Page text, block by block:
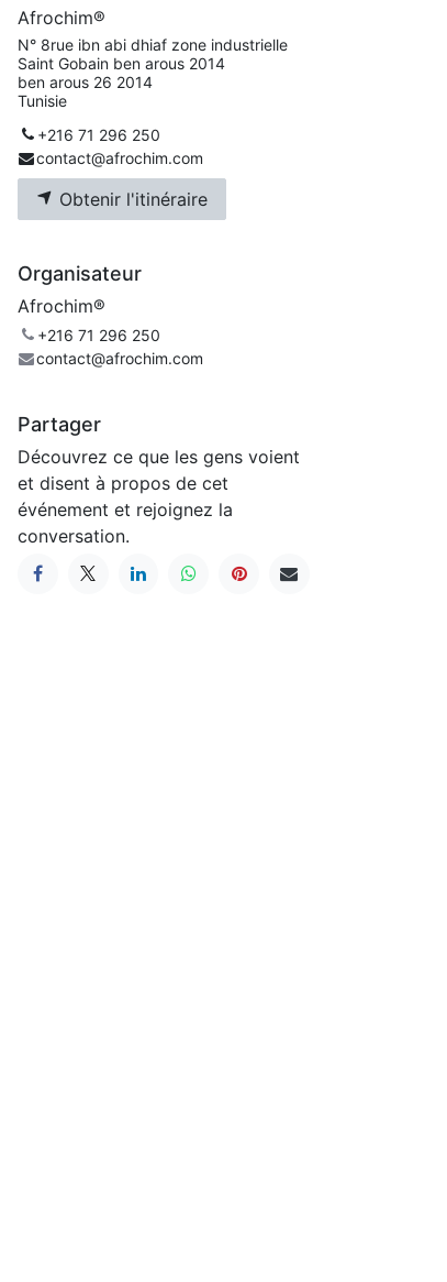
Afrochim®
N° 8rue ibn abi dhiaf zone industrielle
Saint Gobain ben arous 2014
ben arous 26 2014
Tunisie
+216 71 296 250
contact@afrochim.com
Obtenir l'itinéraire
Organisateur
Afrochim®
+216 71 296 250
contact@afrochim.com
Partager
Découvrez ce que les gens voient
et disent à propos de cet
événement et rejoignez la
conversation.